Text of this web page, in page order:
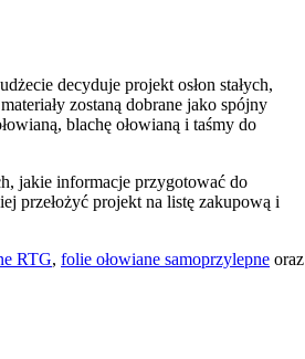
decyduje projekt osłon stałych,
zostaną dobrane jako spójny
blachę ołowianą i taśmy do
jakie informacje przygotować do
przełożyć projekt na listę zakupową i
RTG, folie ołowiane samoprzylepne oraz